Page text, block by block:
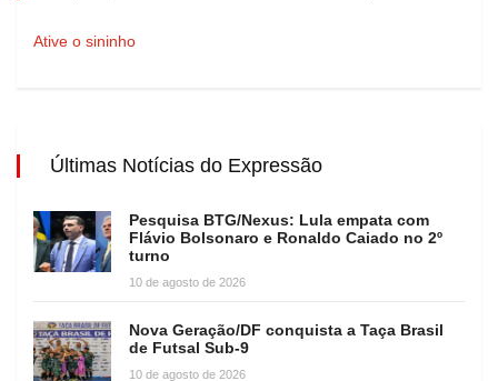
Ative o sininho
Últimas Notícias do Expressão
Pesquisa BTG/Nexus: Lula empata com
Flávio Bolsonaro e Ronaldo Caiado no 2º
turno
10 de agosto de 2026
Nova Geração/DF conquista a Taça Brasil
de Futsal Sub-9
10 de agosto de 2026